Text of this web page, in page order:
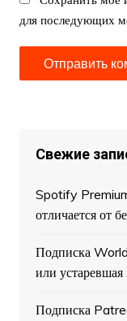
для последующих
Свежие
Spotify
отличается от
Подписка
или устаревшая
Подписка